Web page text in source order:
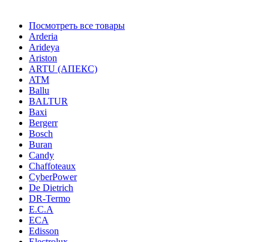
Посмотреть все товары
Arderia
Arideya
Ariston
ARTU (АПЕКС)
ATM
Ballu
BALTUR
Baxi
Bergerr
Bosch
Buran
Candy
Chaffoteaux
CyberPower
De Dietrich
DR-Termo
E.C.A
ECA
Edisson